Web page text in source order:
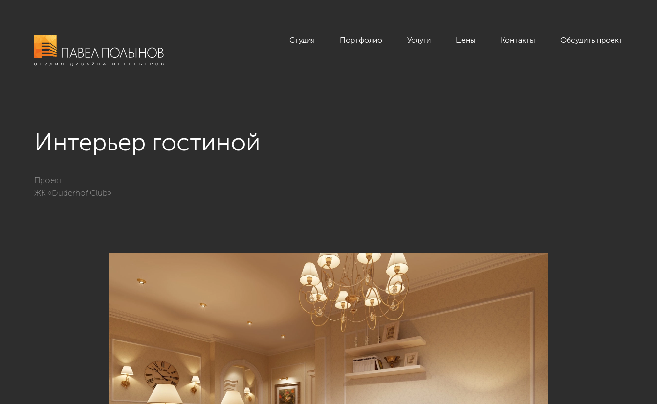
Студия Портфолио Услуги Цены Контакты Обсудить проект
Интерьер гостиной
Проект:
ЖК «Duderhof Club»